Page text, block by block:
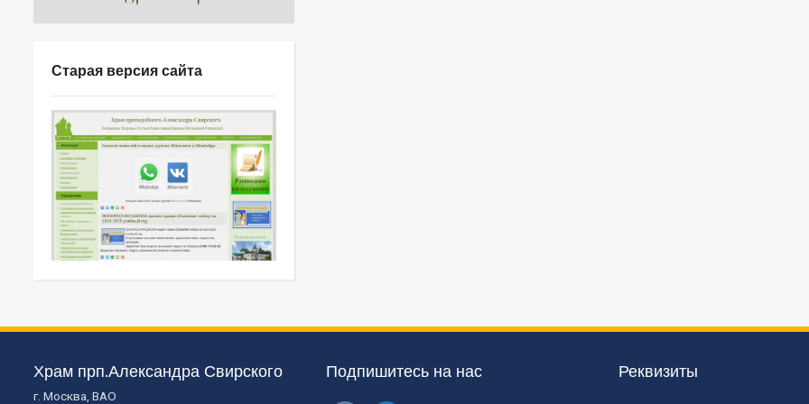
Старая версия сайта
Храм прп.Александра Свирского
г. Москва, ВАО
Подпишитесь на нас Реквизиты